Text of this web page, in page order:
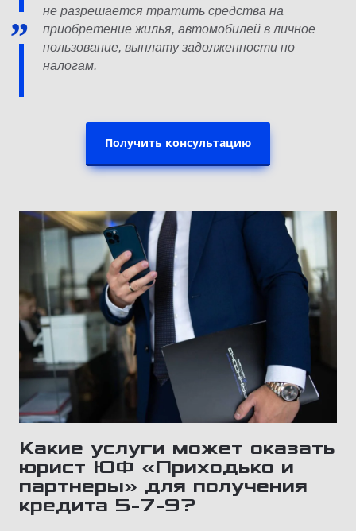
не разрешается тратить средства на
приобретение жилья, автомобилей в личное
пользование, выплату задолженности по
налогам.
Получить консультацию
Какие услуги может оказать
юрист ЮФ «Приходько и
партнеры» для получения
кредита 5-7-9?